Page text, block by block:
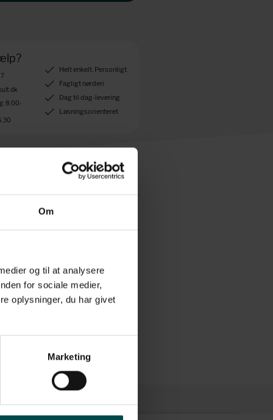
Om
og til at analysere
for sociale medier,
oplysninger, du har givet
Marketing
8.00-
Helt enkelt. Personligt
Fagligt nørderi
Dag til dag-levering
Løsningsorienteret